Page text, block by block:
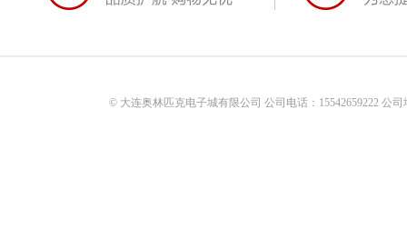
© 大连奥林匹克电子城有限公司 公司电话：15542659222 公